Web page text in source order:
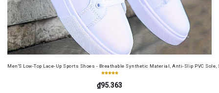
Men'S Low-Top Lace-Up Sports Shoes - Breathable Synthetic Material, Anti-Slip PVC
₫95.363